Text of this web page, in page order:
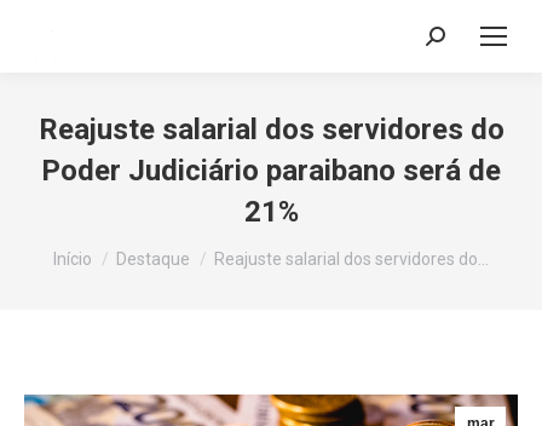
Search:
Reajuste salarial dos servidores do
Poder Judiciário paraibano será de
21%
Você está aqui:
Início Destaque Reajuste salarial dos servidores do…